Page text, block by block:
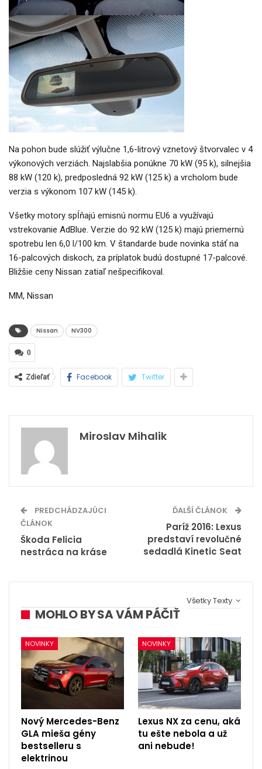
Na pohon bude slúžiť výlučne 1,6-litrový vznetový štvorvalec v 4
výkonových verziách. Najslabšia ponúkne 70 kW (95 k), silnejšia
88 kW (120 k), predposledná 92 kW (125 k) a vrcholom bude
verzia s výkonom 107 kW (145 k).
Všetky motory spĺňajú emisnú normu EU6 a využívajú
vstrekovanie AdBlue. Verzie do 92 kW (125 k) majú priemernú
spotrebu len 6,0 l/100 km. V štandarde bude novinka stáť na
16-palcových diskoch, za príplatok budú dostupné 17-palcové.
Bližšie ceny Nissan zatiaľ nešpecifikoval.
MM, Nissan
Nissan NV300
0
Zdieľať Facebook Twitter
Miroslav Mihalik
PREDCHÁDZAJÚCI
ČLÁNOK
Škoda Felicia
nestráca na kráse
ĎALŠÍ ČLÁNOK
Paríž 2016: Lexus
predstaví revolučné
sedadlá Kinetic Seat
Všetky Texty
MOHLO BY SA VÁM PÁČIŤ
NOVINKY
Nový Mercedes-Benz
GLA mieša gény
bestselleru s
elektrinou
NOVINKY
Lexus NX za cenu, aká
tu ešte nebola a už
ani nebude!